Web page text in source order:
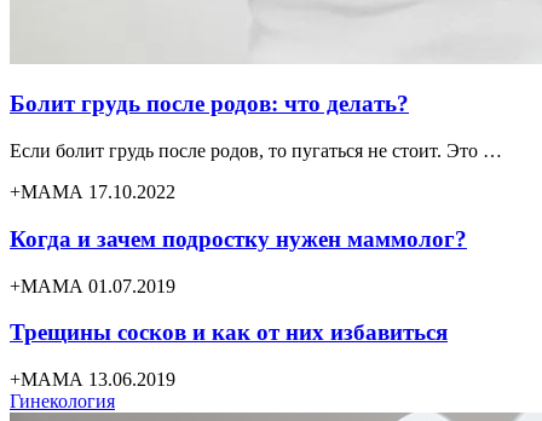
Болит грудь после родов: что делать?
Если болит грудь после родов, то пугаться не стоит. Это …
+МАМА 17.10.2022
Когда и зачем подростку нужен маммолог?
+МАМА 01.07.2019
Трещины сосков и как от них избавиться
+МАМА 13.06.2019
Гинекология